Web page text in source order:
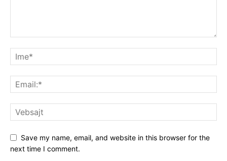
Save my name, email, and website in this browser for the
next time I comment.